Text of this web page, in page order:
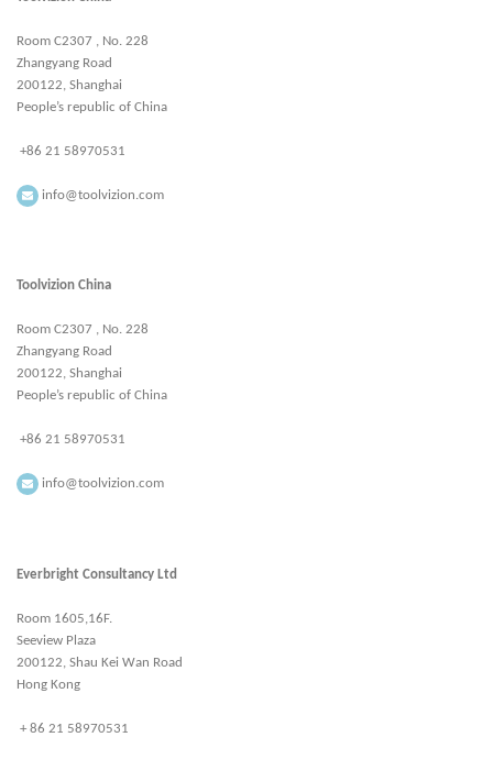
Room C2307 , No. 228
Zhangyang Road
200122, Shanghai
People’s republic of China
+86 21 58970531
info@toolvizion.com
Toolvizion China
Room C2307 , No. 228
Zhangyang Road
200122, Shanghai
People’s republic of China
+86 21 58970531
info@toolvizion.com
Everbright Consultancy Ltd
Room 1605,16F.
Seeview Plaza
200122, Shau Kei Wan Road
Hong Kong
+ 86 21 58970531